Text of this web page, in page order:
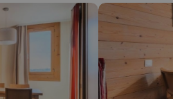
modificar el destino.